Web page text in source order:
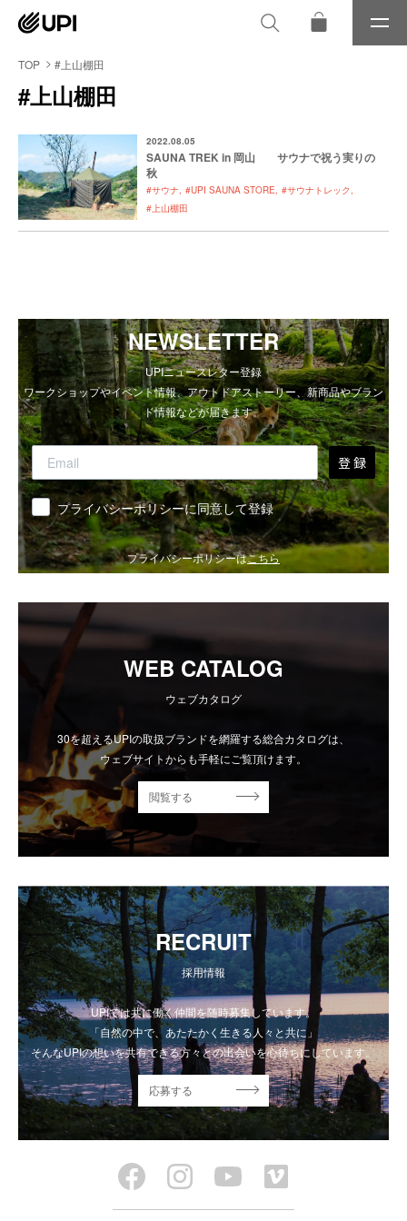
メ
ニ
TOP #上山棚田
#上山棚田
2022.08.05
SAUNA TREK in 岡山 サウナで祝う実りの
秋
#サウナ #UPI SAUNA STORE #サウナトレック
#上山棚田
NEWSLETTER
UPIニュースレター登録
ワークショップやイベント情報、アウトドアストーリー、新商品やブラン
ド情報などが届きます。
登 録
同意 プライバシーポリシーに同意して登録
プライバシーポリシーはこちら
WEB CATALOG
ウェブカタログ
30を超えるUPIの取扱ブランドを網羅する総合カタログは、
ウェブサイトからも手軽にご覧頂けます。
閲覧する
RECRUIT
採用情報
UPIでは共に働く仲間を随時募集しています。
「自然の中で、あたたかく生きる人々と共に」
そんなUPIの想いを共有できる方々との出会いを心待ちにしています。
応募する